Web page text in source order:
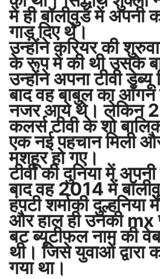
में ही बॉलीवुड में अपनी
गाड़ दिए थे।
उन्होंने करियर की
के रूप में की थी उसके
उन्होंने अपना टीवी
बाद वह बाबुल का
नजर आये थे। लेकिन
कलर्स टीवी के शो
एक नई पहचान मिली
मशहूर हो गए।
टीवी की दुनिया में
बाद वह 2014 में
हंपटी शर्माकी
और हाल ही उनकी mx
बट ब्यूटीफल नाम की
थी। जिसे युवाओं द्वारा
गया था।